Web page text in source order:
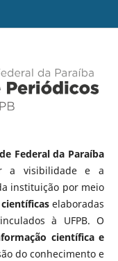
Federal da Paraíba
a visibilidade e a
instituição por meio
elaboradas
à UFPB. O
científica e
do conhecimento e